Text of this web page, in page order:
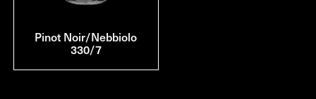
Pinot Noir/Nebbiolo
330/7